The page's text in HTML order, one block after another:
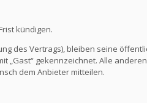
kündigen.
des Vertrags), bleiben seine
„Gast“ gekennzeichnet. Alle
dem Anbieter mitteilen.